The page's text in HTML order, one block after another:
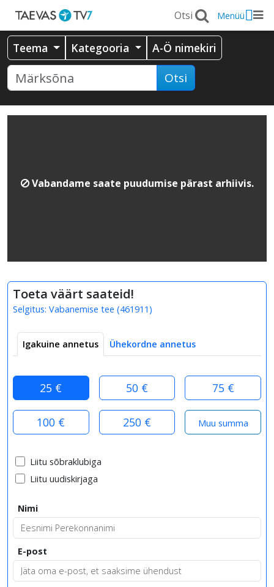
Menüü
Teema Kategooria A-Ö nimekiri
Otsi
Vabandame saate puudumise pärast arhiivis.
Toeta väärt saateid!
Selgitus: Vabanemise tee (461911 )
Igakuine annetus Ühekordne annetus
25 € 50 € 75 €
100 € 250 €
Liitu sõbraklubiga
Liitu uudiskirjaga
Nimi
E-post